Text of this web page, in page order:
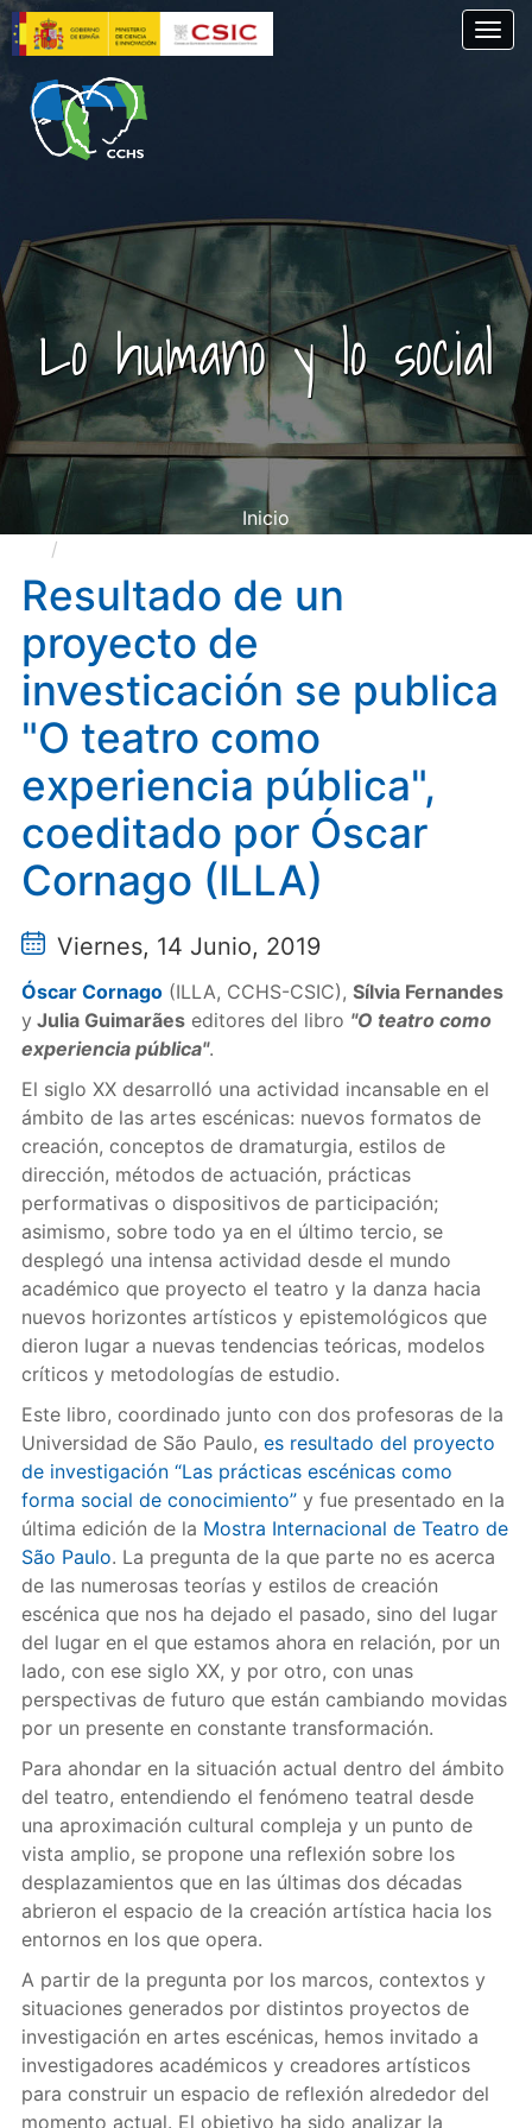
Pasar
al
contenido
principal
Lo humano y lo social
Inicio
publica "O teatro como experiencia pública",
coeditado por Óscar Cornago (ILLA)
Resultado de un
proyecto de
investicación se publica
"O teatro como
experiencia pública",
coeditado por Óscar
Cornago (ILLA)
Viernes, 14 Junio, 2019
Óscar Cornago(ILLA, CCHS-CSIC), Sílvia Fernandes
yJulia Guimarãeseditores del libro "O teatro como
experiencia pública".
El siglo XX desarrolló una actividad incansable en el
ámbito de las artes escénicas: nuevos formatos de
creación, conceptos de dramaturgia, estilos de
dirección, métodos de actuación, prácticas
performativas o dispositivos de participación;
asimismo, sobre todo ya en el último tercio, se
desplegó una intensa actividad desde el mundo
académico que proyecto el teatro y la danza hacia
nuevos horizontes artísticos y epistemológicos que
dieron lugar a nuevas tendencias teóricas, modelos
críticos y metodologías de estudio.
Este libro, coordinado junto con dos profesoras de la
Universidad de São Paulo, es resultado del proyecto
de investigación “Las prácticas escénicas como
forma social de conocimiento”y fue presentado en la
última edición de la Mostra Internacional de Teatro de
São Paulo. La pregunta de la que parte no es acerca
de las numerosas teorías y estilos de creación
escénica que nos ha dejado el pasado, sino del lugar
del lugar en el que estamos ahora en relación, por un
lado, con ese siglo XX, y por otro, con unas
perspectivas de futuro que están cambiando movidas
por un presente en constante transformación.
Para ahondar en la situación actual dentro del ámbito
del teatro, entendiendo el fenómeno teatral desde
una aproximación cultural compleja y un punto de
vista amplio, se propone una reflexión sobre los
desplazamientos que en las últimas dos décadas
abrieron el espacio de la creación artística hacia los
entornos en los que opera.
A partir de la pregunta por los marcos, contextos y
situaciones generados por distintos proyectos de
investigación en artes escénicas, hemos invitado a
investigadores académicos y creadores artísticos
para construir un espacio de reflexión alrededor del
momento actual. El objetivo ha sido analizar la